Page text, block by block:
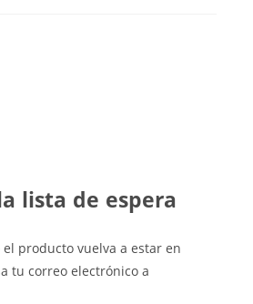
lista de espera
producto vuelva a estar en
tu correo electrónico a